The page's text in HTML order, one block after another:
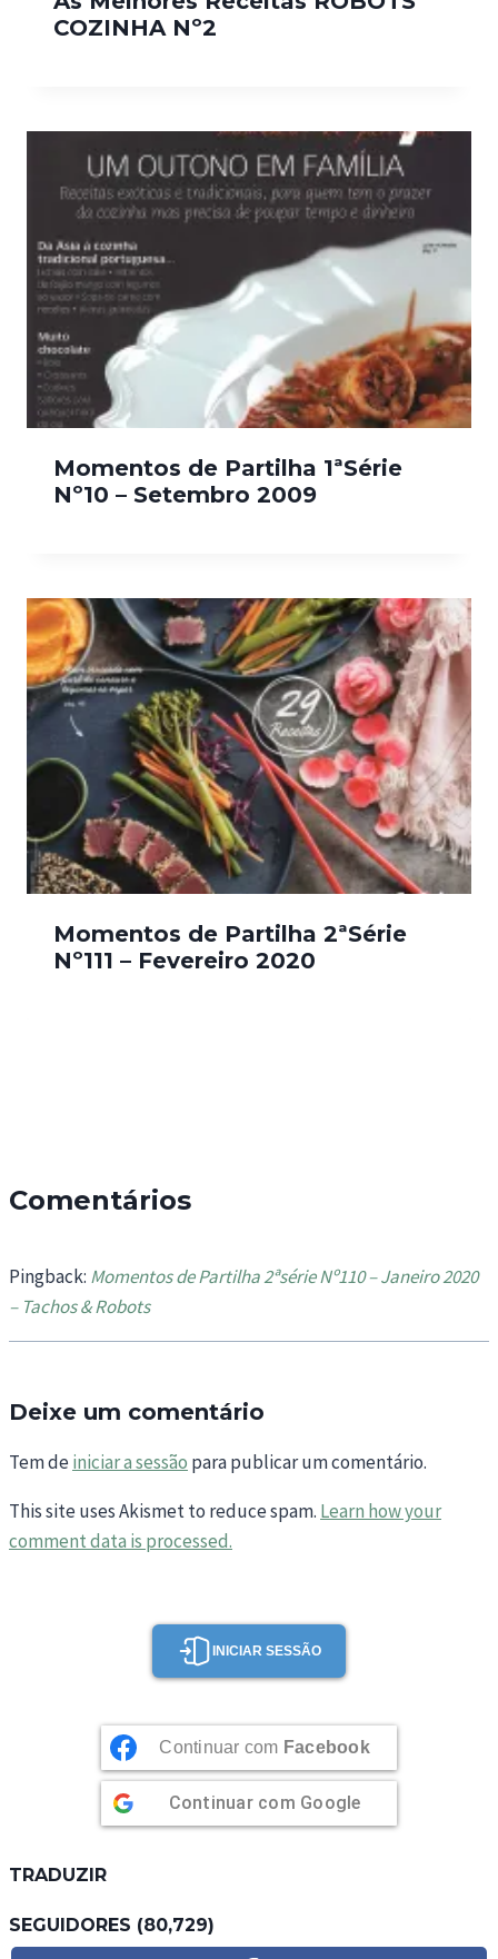
COZINHA Nº2
Momentos de Partilha 1ªSérie
Nº10 – Setembro 2009
Momentos de Partilha 2ªSérie
Nº111 – Fevereiro 2020
Comentários
Pingback: Momentos de Partilha 2ªsérie Nº110 – Janeiro 2020
– Tachos & Robots
Deixe um comentário
Tem deiniciar a sessão para publicar um comentário.
This site uses Akismet to reduce spam. Learn how your
comment data is processed.
INICIAR SESSÃO
Continuar com Facebook
Continuar com Google
TRADUZIR
SEGUIDORES (80,729)